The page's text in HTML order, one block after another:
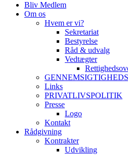
Bliv Medlem
Om os
Hvem er vi?
Sekretariat
Bestyrelse
Råd & udvalg
Vedtægter
Links
PRIVATLIVSPOLITIK
Presse
Logo
Kontakt
Rådgivning
Kontrakter
Udvikling